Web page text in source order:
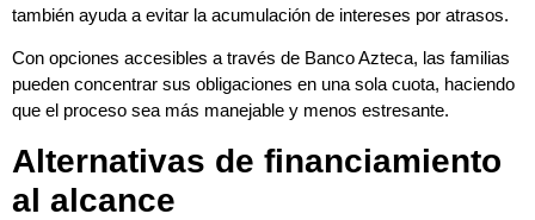
también ayuda a evitar la acumulación de intereses por atrasos.
Con opciones accesibles a través de Banco Azteca, las familias
pueden concentrar sus obligaciones en una sola cuota, haciendo
que el proceso sea más manejable y menos estresante.
Alternativas de financiamiento
al alcance